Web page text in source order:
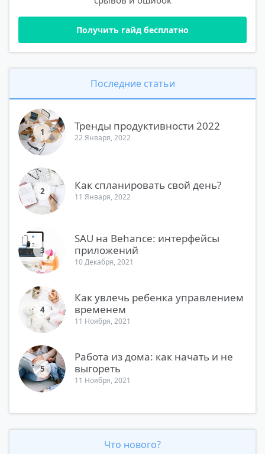
Последние статьи
1 Тренды продуктивности 2022
22 Января, 2022
2 Как спланировать свой день?
11 Января, 2022
3
SAU на Behance: интерфейсы
приложений
10 Декабря, 2021
4
Как увлечь ребенка управлением
временем
11 Ноября, 2021
5
Работа из дома: как начать и не
выгореть
11 Ноября, 2021
Что нового?